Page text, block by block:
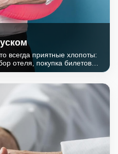
всегда приятные хлопоты:
отеля, покупка билетов.
о самом важном — о своем
и доступные
помогут оценить ваше
угрозы и отправиться в
и спокойствием.